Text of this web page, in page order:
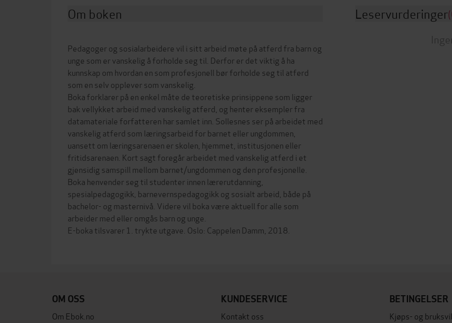
Om boken
Pedagoger og sosialarbeidere vil i sitt arbeid møte på atferd fra barn og
unge som er vanskelig å forholde seg til. Derfor er det viktig å ha
kunnskap om hvordan en som profesjonell bør forholde seg til atferd
som en selv opplever som vanskelig.
Boka forklarer på en enkel måte de teoretiske prinsippene som ligger
bak vellykket arbeid med vanskelig atferd, og henter eksempler fra
datamateriale forfatteren har samlet inn. Sollesnes ser på arbeidet med
vanskelig atferd som læringsarbeid for barnet eller ungdommen,
uansett om læringsarenaen er skolen, hjemmet, institusjonen eller
fritidsarenaen. Kort sagt foregår arbeidet med vanskelig atferd i et
gjensidig samspill mellom barnet/ungdommen og den profesjonelle.
Boka henvender seg til studenter innen lærerutdanning,
spesialpedagogikk, barnevernspedagogikk og sosialt arbeid, både på
bachelor- og masternivå. Videre vil boka være aktuell for alle som
arbeider med eller omgås barn og unge.
E-boka tilsvarer 1. trykte utgave. Oslo: Cappelen Damm, 2018.
Leservurderinger
OM OSS
Om Ebok.no
KUNDESERVICE
Kontakt oss
BETINGELSER
Kjøps- og